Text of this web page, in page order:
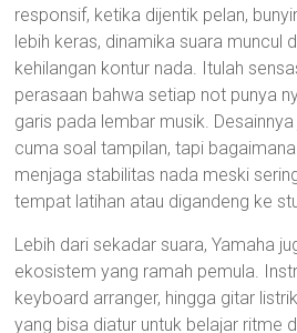
responsif, ketika dijentik pelan,
lebih keras, dinamika suara muncul
kehilangan kontur nada. Itulah
perasaan bahwa setiap not punya
garis pada lembar musik.
cuma soal tampilan, tapi
menjaga stabilitas nada meski
tempat latihan atau digandeng ke
Lebih dari sekadar suara, Yamaha
ekosistem yang ramah pemula.
keyboard arranger, hingga gitar
yang bisa diatur untuk belajar ritme